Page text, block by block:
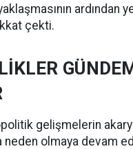
ardından
çekti.
gelişmelerin
neden olmaya devam